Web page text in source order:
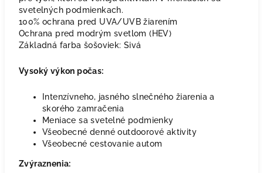
svetelných podmienkach.
100% ochrana pred UVA/UVB žiarením
Ochrana pred modrým svetlom (HEV)
Základná farba šošoviek: Sivá
Vysoký výkon počas:
Intenzívneho, jasného slnečného žiarenia a
skorého zamračenia
Meniace sa svetelné podmienky
Všeobecné denné outdoorové aktivity
Všeobecné cestovanie autom
Zvýraznenia: